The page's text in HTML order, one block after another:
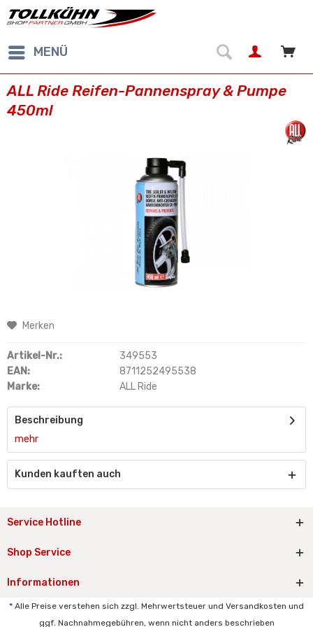
MENÜ
ALL Ride Reifen-Pannenspray & Pumpe
450ml
Merken
Artikel-Nr.:
349553
EAN:
8711252495538
Marke:
ALL Ride
Beschreibung
mehr
Kunden kauften auch
Service Hotline
Shop Service
Informationen
* Alle Preise verstehen sich zzgl. Mehrwertsteuer und Versandkosten und
ggf. Nachnahmegebühren, wenn nicht anders beschrieben